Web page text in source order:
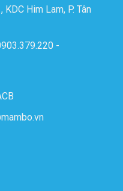
Him Lam, P. Tân
-